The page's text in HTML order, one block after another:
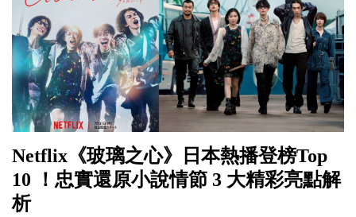
Netflix《玻璃之心》日本熱播登榜Top
10 ！忠實還原小說情節 3 大精彩亮點解
析